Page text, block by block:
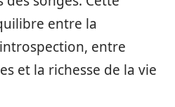
entre la
entre
et la richesse de la vie